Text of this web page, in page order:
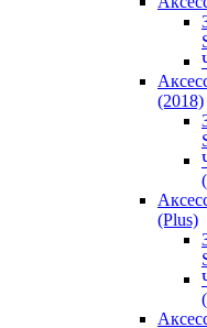
(2018)
(Plus)